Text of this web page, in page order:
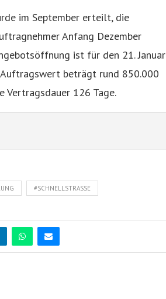
im September erteilt, die
Anfang Dezember
ist für den 21. Januar
beträgt rund 850.000
Vertragsdauer 126 Tage.
#SCHNELLSTRASSE